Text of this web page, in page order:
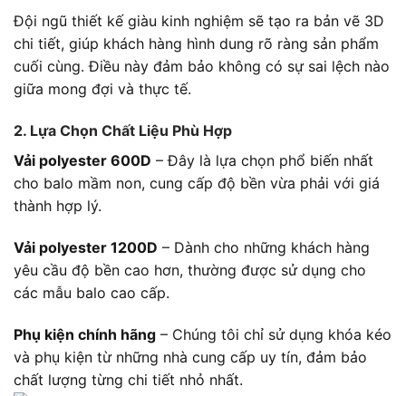
Đội ngũ thiết kế giàu kinh nghiệm sẽ tạo ra bản vẽ 3D
chi tiết, giúp khách hàng hình dung rõ ràng sản phẩm
cuối cùng. Điều này đảm bảo không có sự sai lệch nào
giữa mong đợi và thực tế.
2. Lựa Chọn Chất Liệu Phù Hợp
Vải polyester 600D – Đây là lựa chọn phổ biến nhất
cho balo mầm non, cung cấp độ bền vừa phải với giá
thành hợp lý.
Vải polyester 1200D – Dành cho những khách hàng
yêu cầu độ bền cao hơn, thường được sử dụng cho
các mẫu balo cao cấp.
Phụ kiện chính hãng – Chúng tôi chỉ sử dụng khóa kéo
và phụ kiện từ những nhà cung cấp uy tín, đảm bảo
chất lượng từng chi tiết nhỏ nhất.